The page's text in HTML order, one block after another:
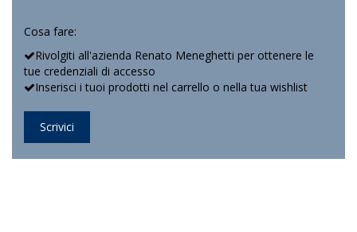
Cosa fare:
Rivolgiti all'azienda Renato Meneghetti per ottenere le
tue credenziali di accesso
Inserisci i tuoi prodotti nel carrello o nella tua wishlist
Scrivici